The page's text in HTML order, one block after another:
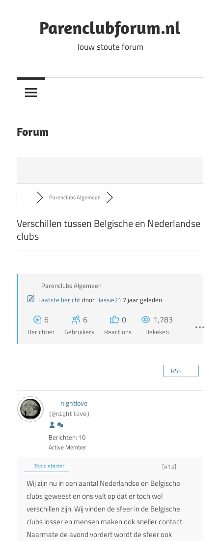
Parenclubforum.nl
Jouw stoute forum
Forum
Parenclubs Algemeen
Verschillen tussen Belgische en Nederlandse
clubs
Parenclubs Algemeen
Laatste berichtdoor Bassie21 7 jaar geleden
6
Berichten
6
Gebruikers
0
Reactions
1,783
Bekeken
RSS
nightlove
(@nightlove)
Berichten: 10
Active Member
Topic starter
[#13]
Wij zijn nu in een aantal Nederlandse en Belgische
clubs geweest en ons valt op dat er toch wel
verschillen zijn. Wij vinden de sfeer in de Belgische
clubs losser en mensen maken ook sneller contact.
Naarmate de avond vordert wordt de sfeer ook